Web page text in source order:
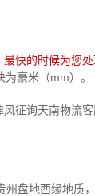
快的时候为您处
豪米（mm）。
征询天南物流客
盘地西缘地质